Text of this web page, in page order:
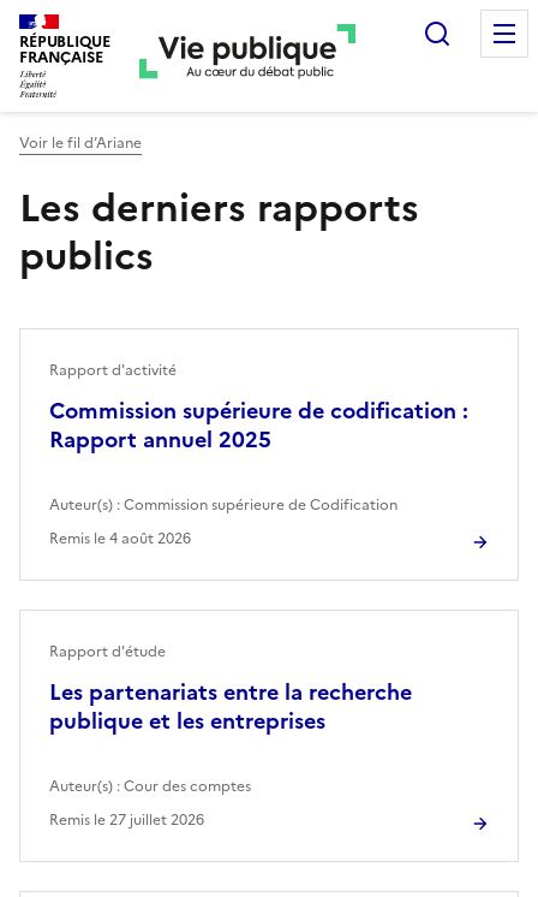
RÉPUBLIQUE
FRANÇAISE
Voir le fil d’Ariane
Les derniers rapports
publics
Commission supérieure de codification :
Rapport annuel 2025
Rapport d'activité
Auteur(s) :Commission supérieure de Codification
Remis le4 août 2026
Les partenariats entre la recherche
publique et les entreprises
Rapport d'étude
Auteur(s) :Cour des comptes
Remis le27 juillet 2026